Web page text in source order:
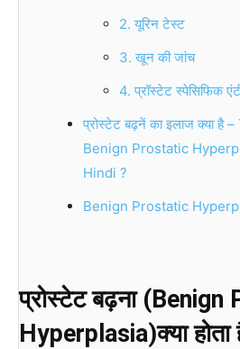
2. यूरिन टेस्ट
3. खून की जांच
4. प्रॉस्टेट स्पेसिफिक
प्रोस्टेट बढ़नें का इलाज क्या है
Benign Prostatic
Hindi ?
Benign Prostatic
प्रोस्टेट बढ़ना
Hyperplasia)क्या होता